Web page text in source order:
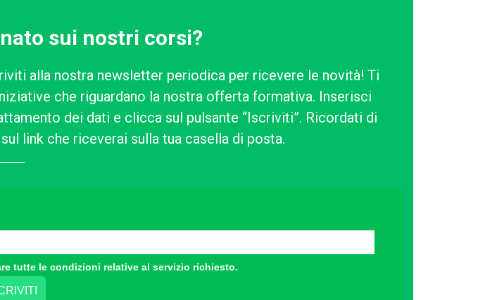
sui nostri corsi?
alla nostra newsletter periodica per ricevere le novità! Ti
che riguardano la nostra offerta formativa. Inserisci
dei dati e clicca sul pulsante “Iscriviti”. Ricordati di
link che riceverai sulla tua casella di posta.
tutte le condizioni relative al servizio richiesto.